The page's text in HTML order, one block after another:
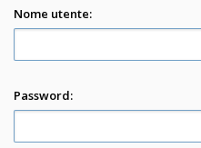
Nome utente:
Password: